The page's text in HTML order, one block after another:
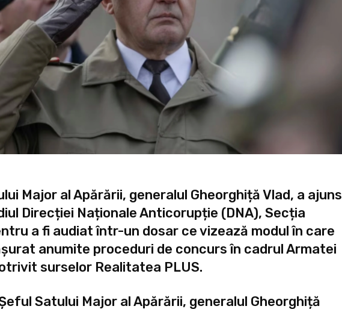
Major al Apărării, generalul Gheorghiță Vlad, a ajuns
Direcției Naționale Anticorupție (DNA), Secția
a fi audiat într-un dosar ce vizează modul în care
anumite proceduri de concurs în cadrul Armatei
surselor Realitatea PLUS.
Satului Major al Apărării, generalul Gheorghiță